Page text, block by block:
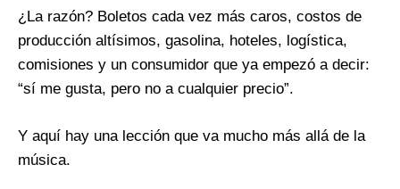
¿La razón? Boletos cada vez más caros, costos de
producción altísimos, gasolina, hoteles, logística,
comisiones y un consumidor que ya empezó a decir:
“sí me gusta, pero no a cualquier precio”.
Y aquí hay una lección que va mucho más allá de la
música.